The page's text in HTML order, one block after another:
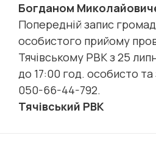
Богданом
Попередній запис
особистого прийому
Тячівському РВК з 25
до 17:00 год. особисто
050-66-44-792.
Тячівський РВК